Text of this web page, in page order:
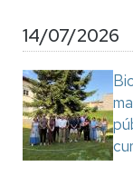
14/07/2026